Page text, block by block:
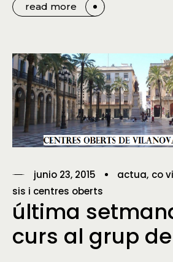
read more
junio 23, 2015 actua co
sis i centres oberts
última
curs al grup